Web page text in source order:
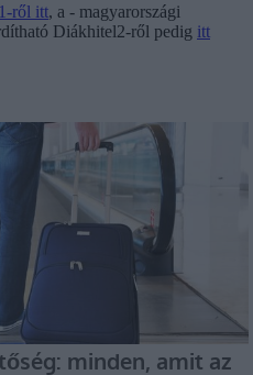
ről itt, a - magyarországi
Diákhitel2-ről pedig itt